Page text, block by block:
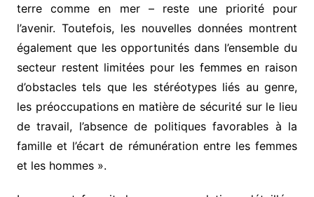
terre comme en mer – reste une priorité pour
l’avenir. Toutefois, les nouvelles données montrent
également que les opportunités dans l’ensemble du
secteur restent limitées pour les femmes en raison
d’obstacles tels que les stéréotypes liés au genre,
les préoccupations en matière de sécurité sur le lieu
de travail, l’absence de politiques favorables à la
famille et l’écart de rémunération entre les femmes
et les hommes ».